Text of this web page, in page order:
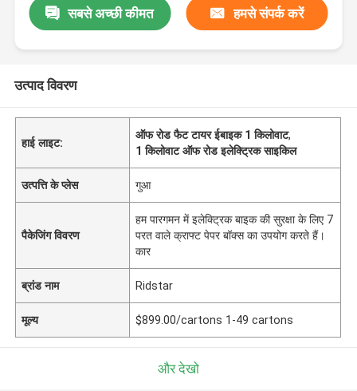
सबसे अच्छी कीमत हमसे संपर्क करें
उत्पाद विवरण
हाई लाइट:
ऑफ रोड फैट टायर ईबाइक 1 किलोवाट,
1 किलोवाट ऑफ रोड इलेक्ट्रिक साइकिल
उत्पत्ति के प्लेस गुआ
पैकेजिंग विवरण
हम पारगमन में इलेक्ट्रिक बाइक की सुरक्षा के लिए 7
परत वाले क्राफ्ट पेपर बॉक्स का उपयोग करते हैं।
कार
ब्रांड नाम Ridstar
मूल्य $899.00/cartons 1-49 cartons
और देखो